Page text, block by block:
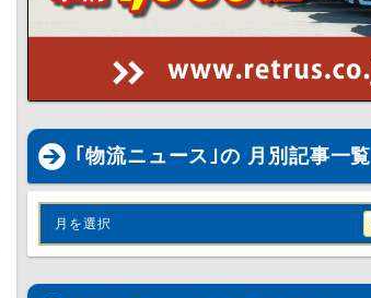
｢物流ニュース｣の 月別記事一覧
月を選択